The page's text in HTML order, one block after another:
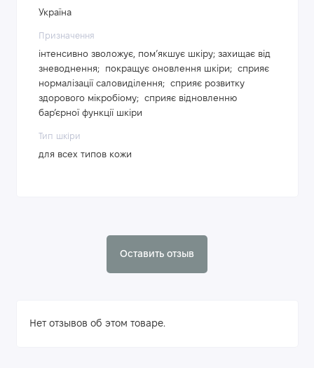
Україна
Призначення
інтенсивно зволожує, пом’якшує шкіру; захищає від
зневоднення; покращує оновлення шкіри; сприяє
нормалізації саловиділення; сприяє розвитку
здорового мікробіому; сприяє відновленню
бар’єрної функції шкіри
Тип шкіри
для всех типов кожи
Оставить отзыв
Нет отзывов об этом товаре.